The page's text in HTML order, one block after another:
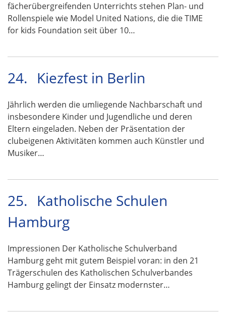
fächerübergreifenden Unterrichts stehen Plan- und
Rollenspiele wie Model United Nations, die die TIME
for kids Foundation seit über 10…
24. Kiezfest in Berlin
Jährlich werden die umliegende Nachbarschaft und
insbesondere Kinder und Jugendliche und deren
Eltern eingeladen. Neben der Präsentation der
clubeigenen Aktivitäten kommen auch Künstler und
Musiker…
25. Katholische Schulen
Hamburg
Impressionen Der Katholische Schulverband
Hamburg geht mit gutem Beispiel voran: in den 21
Trägerschulen des Katholischen Schulverbandes
Hamburg gelingt der Einsatz modernster…